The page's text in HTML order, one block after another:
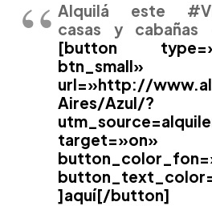
Alquilá este
casas y cabañas
[button
btn_small»
url=»http://
Aires/Azul/?
target=»on»
]aquí[/button]